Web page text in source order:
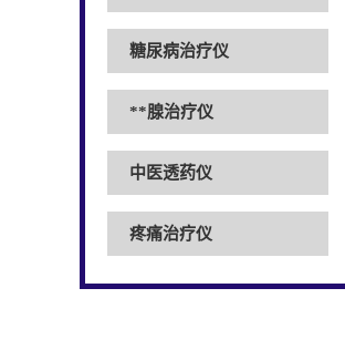
糖尿病治疗仪
**腺治疗仪
中医透药仪
疼痛治疗仪